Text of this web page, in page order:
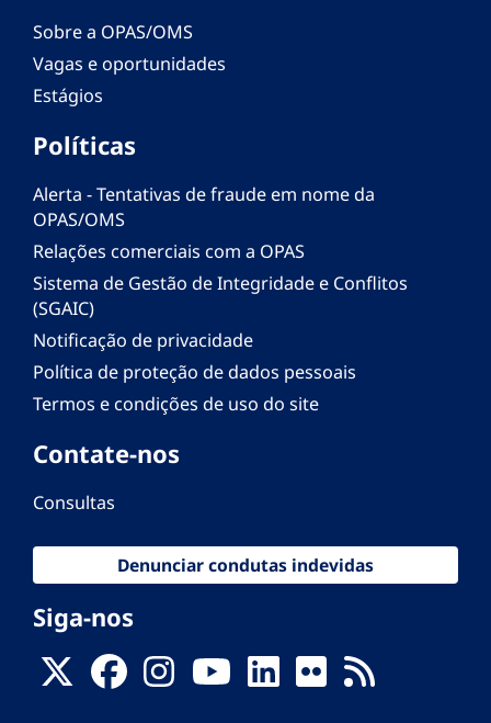
Sobre a OPAS/OMS
Vagas e oportunidades
Estágios
Políticas
Alerta - Tentativas de fraude em nome da
OPAS/OMS
Relações comerciais com a OPAS
Sistema de Gestão de Integridade e Conflitos
(SGAIC)
Notificação de privacidade
Política de proteção de dados pessoais
Termos e condições de uso do site
Contate-nos
Consultas
Denunciar condutas indevidas
Siga-nos